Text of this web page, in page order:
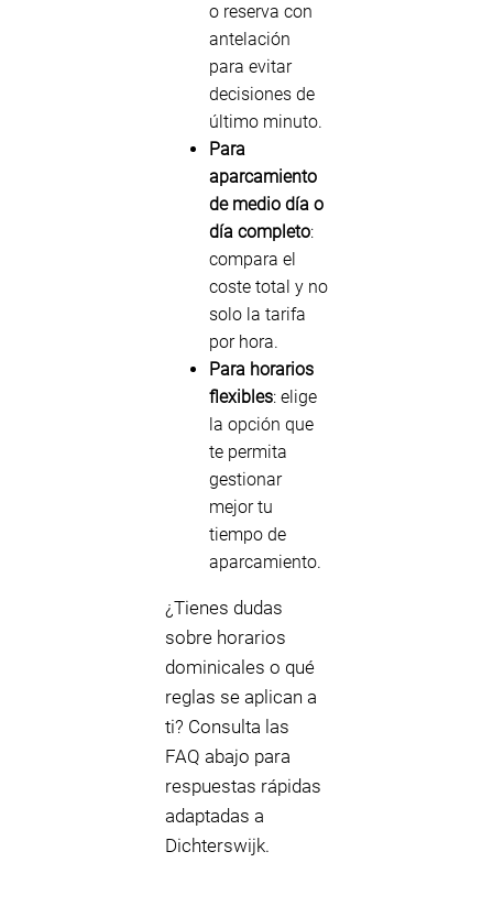
o reserva con
antelación
para evitar
decisiones de
último minuto.
Para
aparcamiento
de medio día o
día completo:
compara el
coste total y no
solo la tarifa
por hora.
Para horarios
flexibles: elige
la opción que
te permita
gestionar
mejor tu
tiempo de
aparcamiento.
¿Tienes dudas
sobre horarios
dominicales o qué
reglas se aplican a
ti? Consulta las
FAQ abajo para
respuestas rápidas
adaptadas a
Dichterswijk.